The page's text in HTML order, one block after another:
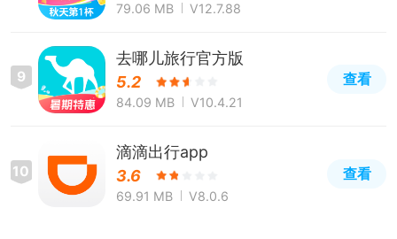
79.06 MB V12.7.88
9
去哪儿旅行官方版
5.2
84.09 MB V10.4.21
查看
10
滴滴出行app
3.6
69.91 MB V8.0.6
查看